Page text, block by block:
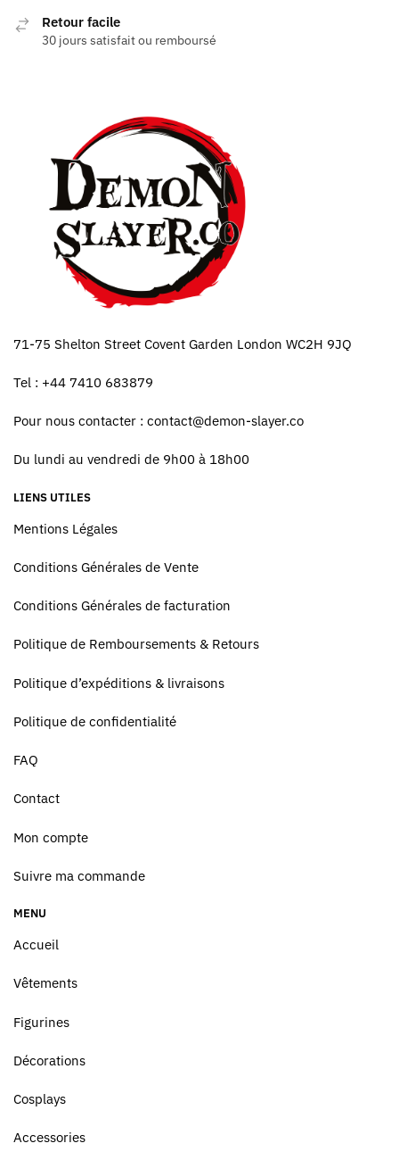
Retour facile
30 jours satisfait ou remboursé
71-75 Shelton Street Covent Garden London WC2H 9JQ
Tel : +44 7410 683879
Pour nous contacter : contact@demon-slayer.co
Du lundi au vendredi de 9h00 à 18h00
LIENS UTILES
Mentions Légales
Conditions Générales de Vente
Conditions Générales de facturation
Politique de Remboursements & Retours
Politique d’expéditions & livraisons
Politique de confidentialité
FAQ
Contact
Mon compte
Suivre ma commande
MENU
Accueil
Vêtements
Figurines
Décorations
Cosplays
Accessories